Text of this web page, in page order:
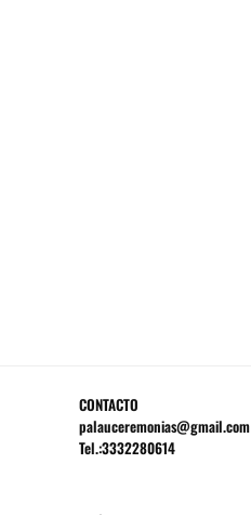
CONTACTO
palauceremonias@gmail.com
Tel.:3332280614